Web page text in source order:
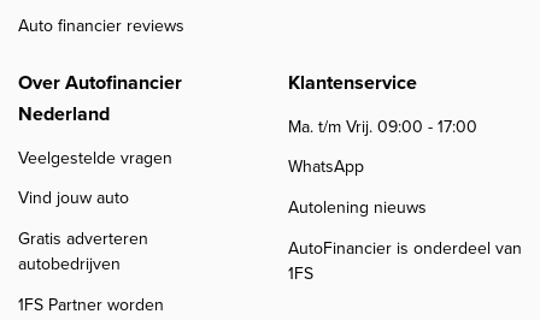
Auto financier reviews
Over Autofinancier
Nederland
Veelgestelde vragen
Vind jouw auto
Gratis adverteren
autobedrijven
1FS Partner worden
Klantenservice
Ma. t/m Vrij. 09:00 - 17:00
WhatsApp
Autolening nieuws
AutoFinancier is onderdeel van
1FS